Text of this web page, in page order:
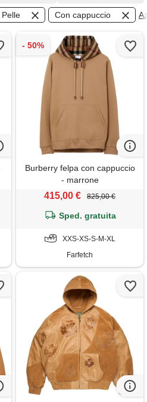
Pelle Con cappuccio
Burberry felpa con cappuccio
- marrone
415,00 € 825,00 €
Sped. gratuita
XXS-XS-S-M-XL
Farfetch